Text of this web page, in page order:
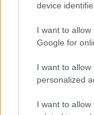
device
I want to
Google for
I want to
personalized
I want to